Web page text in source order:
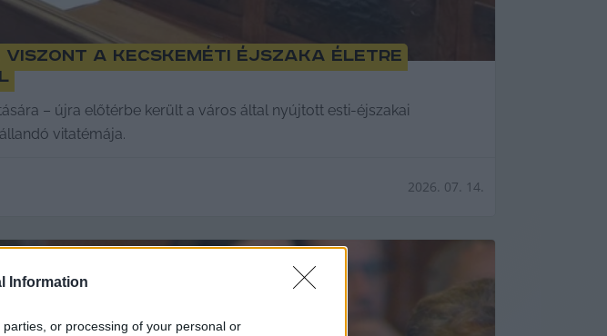
Information
or processing of your personal or
viszont a kecskeméti éjszaka életre
– újra előtérbe került a város által nyújtott esti-éjszakai
vitatémája.
2026. 07. 14.